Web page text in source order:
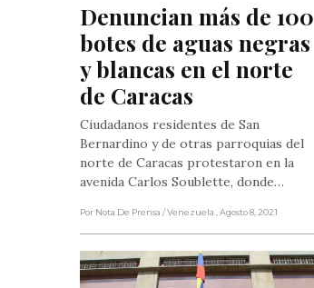
Denuncian más de 100
botes de aguas negras
y blancas en el norte
de Caracas
Ciudadanos residentes de San
Bernardino y de otras parroquias del
norte de Caracas protestaron en la
avenida Carlos Soublette, donde…
Por Nota De Prensa / Venezuela , Agosto 8, 2021